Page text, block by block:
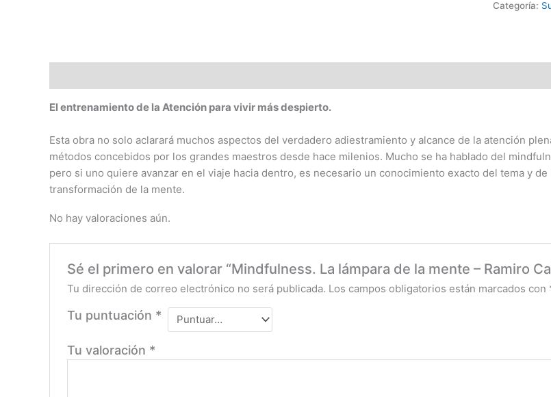
Calle
Categoría:
El entrenamiento de la Atención para vivir más despierto.
Esta obra no solo aclarará muchos aspectos del verdadero adiestramiento y alcance de la atención
métodos concebidos por los grandes maestros desde hace milenios. Mucho se ha hablado del
pero si uno quiere avanzar en el viaje hacia dentro, es necesario un conocimiento exacto del tema y
transformación de la mente.
No hay valoraciones aún.
Sé el primero en valorar “Mindfulness. La lámpara de la mente – Ramiro
Tu dirección de correo electrónico no será publicada. Los campos obligatorios están marcados con
Tu puntuación *
Tu valoración *